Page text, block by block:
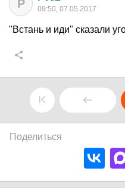
P 09:50, 07.05.2017
"Встань и иди" сказали
Поделиться